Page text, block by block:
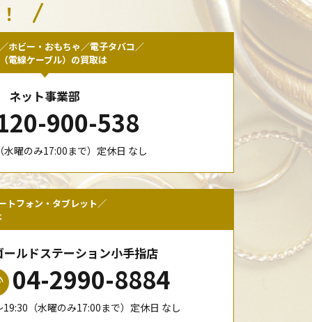
ホビー・おもちゃ／電子タバコ／
電線ケーブル）の買取は
ネット事業部
900-538
水曜のみ17:00まで）定休日 なし
トフォン・タブレット／
ールドステーション小手指店
04-2990-8884
19:30（水曜のみ17:00まで）定休日 なし